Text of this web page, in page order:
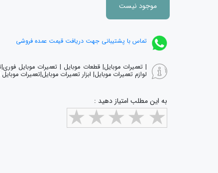
موجود نیست
تماس با پشتیبانی جهت دریافت قیمت عمده فروشی
| تعمیرات موبایل| قطعات موبایل | تعمیرات موبایل
لوازم تعمیرات موبایل| ابزار تعمیرات موبایل|تعمیرات
به این مطلب امتیاز دهید :